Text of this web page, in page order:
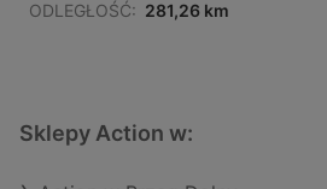
ODLEGŁOŚĆ: 281,26 km
Sklepy Action w: